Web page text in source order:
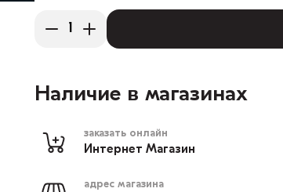
Наличие в магазинах
заказать онлайн
Интернет Магазин
адрес магазина